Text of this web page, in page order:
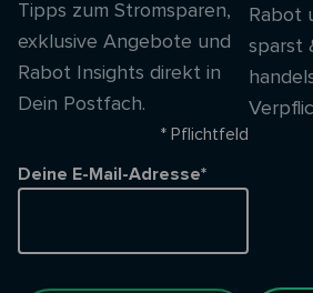
Tipps zum Stromsparen,
exklusive Angebote und
Rabot Insights direkt in
Dein Postfach.
* Pflichtfeld
Deine E-Mail-Adresse*
Rabot
sparst